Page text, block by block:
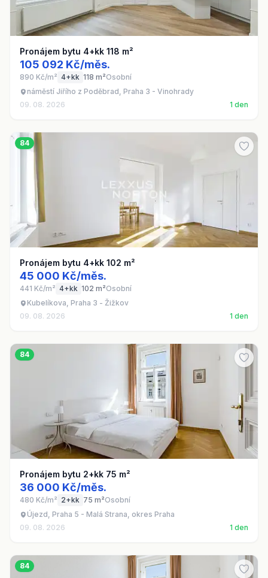
Pronájem bytu 4+kk 118 m²
105 092 Kč/měs.
890 Kč/m² 4+kk 118 m²Osobní
náměstí Jiřího z Poděbrad, Praha 3 - Vinohrady
09. 08. 2026
1 den
84
Pronájem bytu 4+kk 102 m²
45 000 Kč/měs.
441 Kč/m² 4+kk 102 m²Osobní
Kubelíkova, Praha 3 - Žižkov
09. 08. 2026
1 den
84
Pronájem bytu 2+kk 75 m²
36 000 Kč/měs.
480 Kč/m² 2+kk 75 m²Osobní
Újezd, Praha 5 - Malá Strana, okres Praha
09. 08. 2026
1 den
84